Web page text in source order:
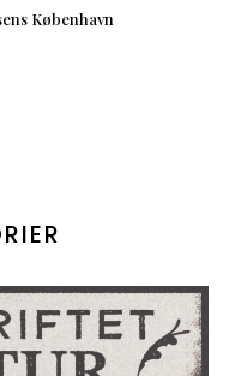
København